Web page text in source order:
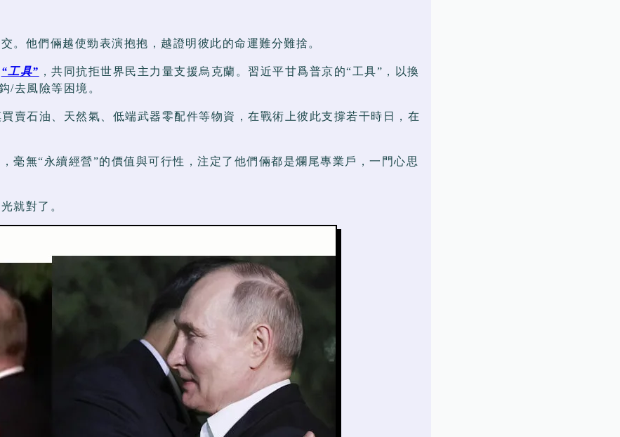
。他們倆越使勁表演抱抱，越證明彼此的命運難分難捨。
“工具” ，共同抗拒世界民主力量支援烏克蘭。習近平甘爲普京的“工具”，以換
/去風險等困境。
買賣石油、天然氣、低端武器零配件等物資，在戰術上彼此支撐若干時日，在
毫無“永續經營”的價值與可行性，注定了他們倆都是爛尾專業戶，一門心思
就對了。